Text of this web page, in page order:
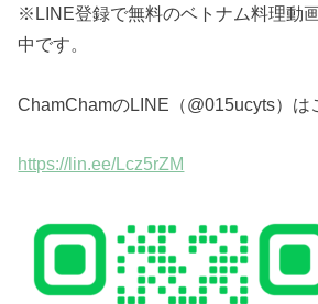
※LINE登録で無料のベトナム料理動
中です。
ChamChamのLINE（@015ucyts）は
https://lin.ee/Lcz5rZM